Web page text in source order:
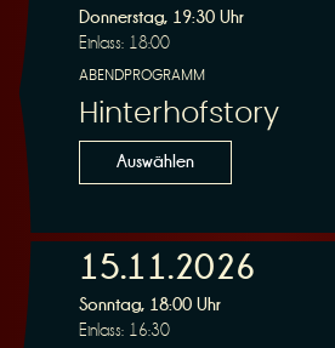
s
e
Donnerstag, 19:30 Uhr
Einlass: 18:00
ABENDPROGRAMM
Hinterhofstory
Auswählen
15.11.2026
Sonntag, 18:00 Uhr
Einlass: 16:30